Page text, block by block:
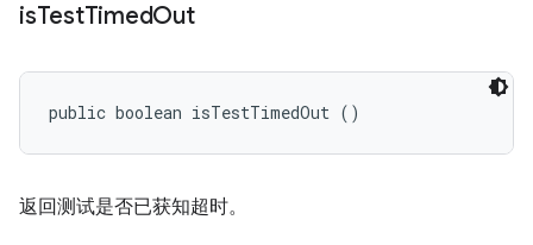
isTestTimedOut
public boolean isTestTimedOut ()
返回测试是否已获知超时。